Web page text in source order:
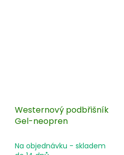
Westernový podbřišník
Gel-neopren
Na objednávku - skladem